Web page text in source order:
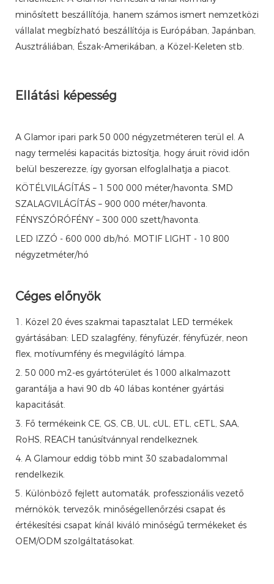
minősített beszállítója, hanem számos ismert nemzetközi
vállalat megbízható beszállítója is Európában, Japánban,
Ausztráliában, Észak-Amerikában, a Közel-Keleten stb.
Ellátási képesség
A Glamor ipari park 50 000 négyzetméteren terül el. A
nagy termelési kapacitás biztosítja, hogy áruit rövid időn
belül beszerezze, így gyorsan elfoglalhatja a piacot.
KÖTÉLVILÁGÍTÁS – 1 500 000 méter/havonta. SMD
SZALAGVILÁGÍTÁS – 900 000 méter/havonta.
FÉNYSZÓRÓFÉNY – 300 000 szett/havonta.
LED IZZÓ - 600 000 db/hó. MOTIF LIGHT - 10 800
négyzetméter/hó
Céges előnyök
1. Közel 20 éves szakmai tapasztalat LED termékek
gyártásában: LED szalagfény, fényfüzér, fényfüzér, neon
flex, motívumfény és megvilágító lámpa.
2. 50 000 m2-es gyártóterület és 1000 alkalmazott
garantálja a havi 90 db 40 lábas konténer gyártási
kapacitását.
3. Fő termékeink CE, GS, CB, UL, cUL, ETL, cETL, SAA,
RoHS, REACH tanúsítvánnyal rendelkeznek.
4. A Glamour eddig több mint 30 szabadalommal
rendelkezik.
5. Különböző fejlett automaták, professzionális vezető
mérnökök, tervezők, minőségellenőrzési csapat és
értékesítési csapat kínál kiváló minőségű termékeket és
OEM/ODM szolgáltatásokat.